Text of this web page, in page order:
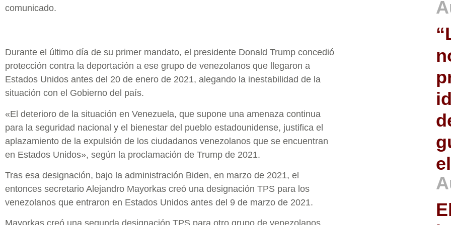
comunicado.
Durante el último día de su primer mandato, el presidente Donald Trump concedió
protección contra la deportación a ese grupo de venezolanos que llegaron a
Estados Unidos antes del 20 de enero de 2021, alegando la inestabilidad de la
situación con el Gobierno del país.
«El deterioro de la situación en Venezuela, que supone una amenaza continua
para la seguridad nacional y el bienestar del pueblo estadounidense, justifica el
aplazamiento de la expulsión de los ciudadanos venezolanos que se encuentran
en Estados Unidos», según la proclamación de Trump de 2021.
Tras esa designación, bajo la administración Biden, en marzo de 2021, el
entonces secretario Alejandro Mayorkas creó una designación TPS para los
venezolanos que entraron en Estados Unidos antes del 9 de marzo de 2021.